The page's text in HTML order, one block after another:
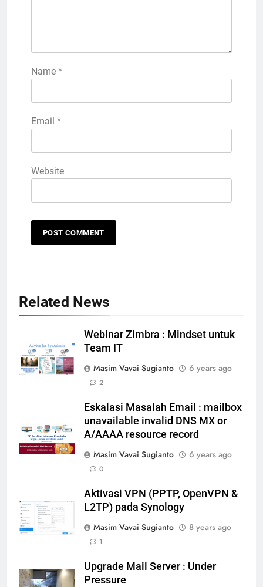
Name *
Email *
Website
Related News
Webinar Zimbra : Mindset untuk
Team IT
Masim Vavai Sugianto
6 years ago
2
Eskalasi Masalah Email : mailbox
unavailable invalid DNS MX or
A/AAAA resource record
Masim Vavai Sugianto
6 years ago
0
Aktivasi VPN (PPTP, OpenVPN &
L2TP) pada Synology
Masim Vavai Sugianto
8 years ago
1
Upgrade Mail Server : Under
Pressure